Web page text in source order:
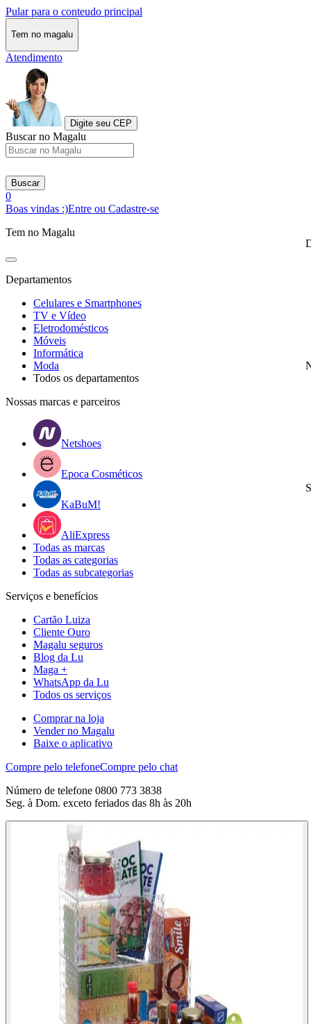
Pular para o conteudo principal
Tem no magalu
Atendimento
Digite seu CEP
Buscar no Magalu
Buscar
0
Boas vindas :)Entre ou Cadastre-se
Tem no Magalu
Departamentos
Celulares e Smartphones
TV e Vídeo
Eletrodomésticos
Móveis
Informática
Moda
Todos os departamentos
Nossas marcas e parceiros
Netshoes
Epoca Cosméticos
KaBuM!
AliExpress
Todas as marcas
Todas as categorias
Todas as subcategorias
Serviços e benefícios
Cartão Luiza
Cliente Ouro
Magalu seguros
Blog da Lu
Maga +
WhatsApp da Lu
Todos os serviços
Comprar na loja
Vender no Magalu
Baixe o aplicativo
Compre pelo telefoneCompre pelo chat
Número de telefone 0800 773 3838
Seg. à Dom. exceto feriados das 8h às 20h